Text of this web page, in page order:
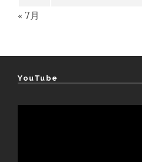
« 7月
YouTube